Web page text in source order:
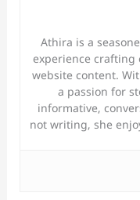
Athira is a
experience crafting
website content.
a passion for
informative,
not writing, she